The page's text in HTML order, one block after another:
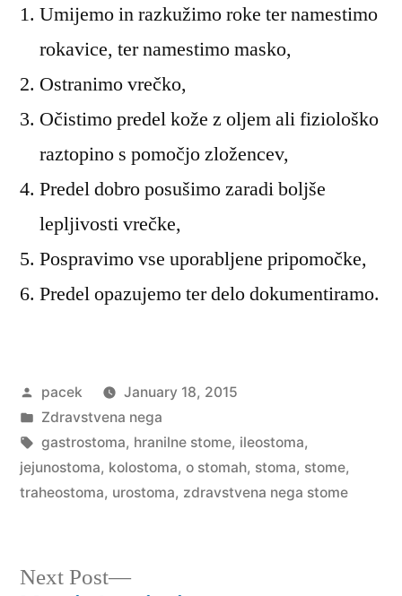
Umijemo in razkužimo roke ter namestimo
rokavice, ter namestimo masko,
Ostranimo vrečko,
Očistimo predel kože z oljem ali fiziološko
raztopino s pomočjo zložencev,
Predel dobro posušimo zaradi boljše
lepljivosti vrečke,
Pospravimo vse uporabljene pripomočke,
Predel opazujemo ter delo dokumentiramo.
Posted
by
pacek
January 18, 2015
Posted
in
Zdravstvena nega
Tags:
gastrostoma, hranilne stome, ileostoma,
jejunostoma, kolostoma, o stomah, stoma, stome,
traheostoma, urostoma, zdravstvena nega stome
Next Post
Next